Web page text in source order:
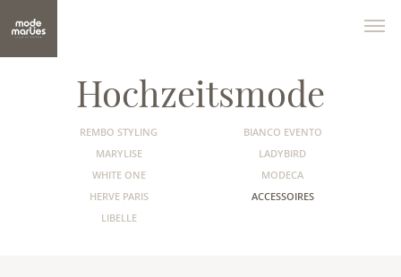
Hochzeitsmode
REMBO STYLING
MARYLISE
WHITE ONE
HERVE PARIS
LIBELLE
BIANCO EVENTO
LADYBIRD
MODECA
ACCESSOIRES